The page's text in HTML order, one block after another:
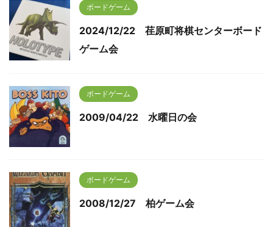
ボードゲーム
2024/12/22 荏原町将棋センターボード
ゲーム会
ボードゲーム
2009/04/22 水曜日の会
ボードゲーム
2008/12/27 柏ゲーム会